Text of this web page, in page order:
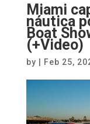
Miami
náutica
Boat
(+Video)
by Feb 25,